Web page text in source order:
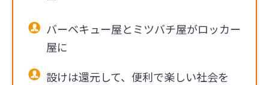
バーベキュー屋とミツバチ屋がロッカー
屋に
設けは還元して、便利で楽しい社会を